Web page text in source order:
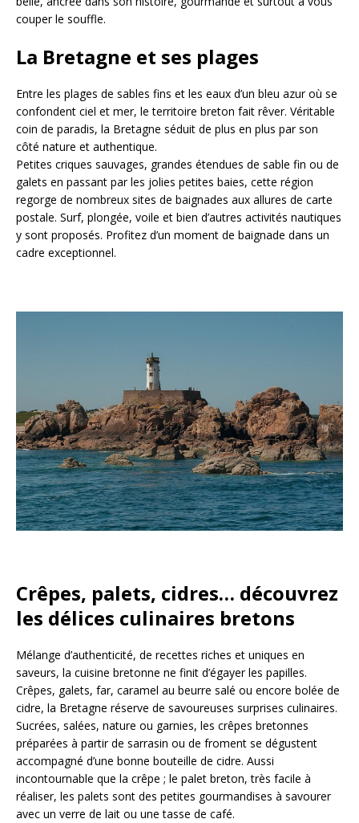
couper le souffle.
La Bretagne et ses plages
Entre les plages de sables fins et les eaux d’un bleu azur où se
confondent ciel et mer, le territoire breton fait rêver. Véritable
coin de paradis, la Bretagne séduit de plus en plus par son
côté nature et authentique.
Petites criques sauvages, grandes étendues de sable fin ou de
galets en passant par les jolies petites baies, cette région
regorge de nombreux sites de baignades aux allures de carte
postale. Surf, plongée, voile et bien d’autres activités nautiques
y sont proposés. Profitez d’un moment de baignade dans un
cadre exceptionnel.
Crêpes, palets, cidres… découvrez
les délices culinaires bretons
Mélange d’authenticité, de recettes riches et uniques en
saveurs, la cuisine bretonne ne finit d’égayer les papilles.
Crêpes, galets, far, caramel au beurre salé ou encore bolée de
cidre, la Bretagne réserve de savoureuses surprises culinaires.
Sucrées, salées, nature ou garnies, les crêpes bretonnes
préparées à partir de sarrasin ou de froment se dégustent
accompagné d’une bonne bouteille de cidre. Aussi
incontournable que la crêpe ; le palet breton, très facile à
réaliser, les palets sont des petites gourmandises à savourer
avec un verre de lait ou une tasse de café.